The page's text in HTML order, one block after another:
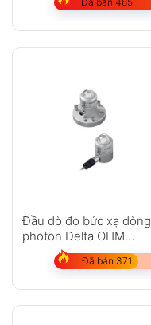
Đầu dò đo bức xạ dòng
photon Delta OHM
LPPAR03 serie
Đã bán 371